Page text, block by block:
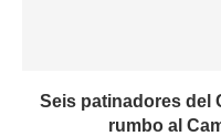
Seis patinadores del
rumbo al